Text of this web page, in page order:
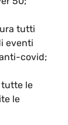
tutti
eventi
covid;
le
le